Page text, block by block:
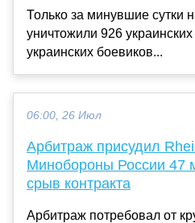
Только за минувшие сутки
уничтожили 926
украинских боевиков...
06:00, 26 Июл
Арбитраж присудил
Минобороны России 47
срыв контракта
Арбитраж потребовал от